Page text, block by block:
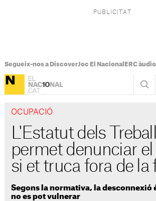
Segueix-nos a DiscoverJoc El Nacional ERC
OCUPACIÓ
L'Estatut dels
permet denunciar
si et truca fora de la
Segons la normativa, la desconnexió
no es pot vulnerar